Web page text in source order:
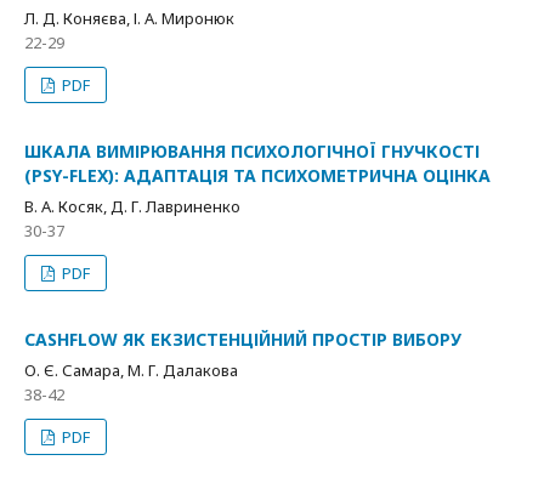
Л. Д. Коняєва, І. А. Миронюк
22-29
PDF
ШКАЛА ВИМІРЮВАННЯ ПСИХОЛОГІЧНОЇ ГНУЧКОСТІ
(PSY-FLEX): АДАПТАЦІЯ ТА ПСИХОМЕТРИЧНА ОЦІНКА
В. А. Косяк, Д. Г. Лавриненко
30-37
PDF
CASHFLOW ЯК ЕКЗИСТЕНЦІЙНИЙ ПРОСТІР ВИБОРУ
О. Є. Самара, М. Г. Далакова
38-42
PDF